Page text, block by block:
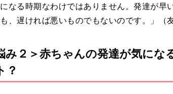
なる時期なわけではありません。発達が早
、遅ければ悪いものでもないのです。」（
み２＞赤ちゃんの発達が気に
？